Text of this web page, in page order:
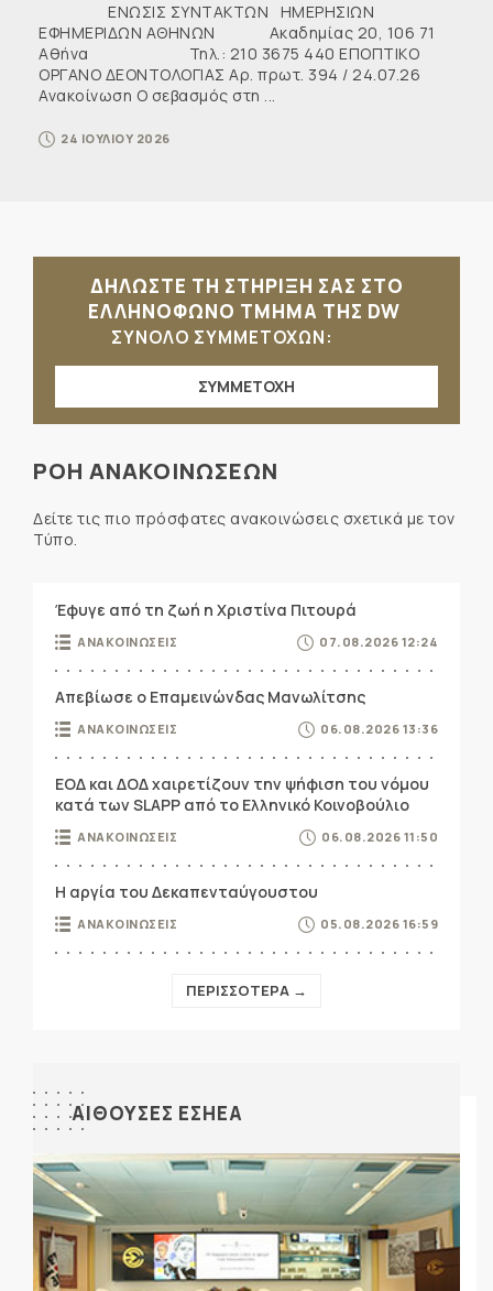
ΕΝΩΣΙΣ ΣΥΝΤΑΚΤΩΝ ΗΜΕΡΗΣΙΩΝ
ΕΦΗΜΕΡΙΔΩΝ ΑΘΗΝΩΝ Ακαδημίας 20, 106 71
Αθήνα Τηλ.: 210 3675 440 ΕΠΟΠΤΙΚΟ
ΟΡΓΑΝΟ ΔΕΟΝΤΟΛΟΓΙΑΣ Αρ. πρωτ. 394 / 24.07.26
Ανακοίνωση Ο σεβασμός στη ...
24 ΙΟΥΛΙΟΥ 2026
ΔΗΛΩΣΤΕ ΤΗ ΣΤΗΡΙΞΗ ΣΑΣ ΣΤΟ
ΕΛΛΗΝΟΦΩΝΟ ΤΜΗΜΑ ΤΗΣ DW
ΣΥΝΟΛΟ ΣΥΜΜΕΤΟΧΩΝ:
ΣΥΜΜΕΤΟΧΗ
ΡΟΗ ΑΝΑΚΟΙΝΩΣΕΩΝ
Δείτε τις πιο πρόσφατες ανακοινώσεις σχετικά με τον
Τύπο.
Έφυγε από τη ζωή η Χριστίνα Πιτουρά
ΑΝΑΚΟΙΝΩΣΕΙΣ 07.08.2026 12:24
Απεβίωσε ο Επαμεινώνδας Μανωλίτσης
ΑΝΑΚΟΙΝΩΣΕΙΣ 06.08.2026 13:36
ΕΟΔ και ΔΟΔ χαιρετίζουν την ψήφιση του νόμου
κατά των SLAPP από το Ελληνικό Κοινοβούλιο
ΑΝΑΚΟΙΝΩΣΕΙΣ 06.08.2026 11:50
Η αργία του Δεκαπενταύγουστου
ΑΝΑΚΟΙΝΩΣΕΙΣ 05.08.2026 16:59
ΠΕΡΙΣΣΟΤΕΡΑ →
ΑΙΘΟΥΣΕΣ ΕΣΗΕΑ